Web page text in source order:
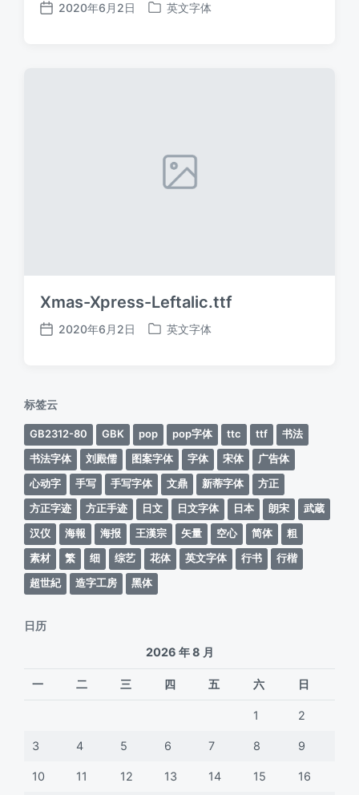
发
2020年6月2日
发
英文字体
Xmas-Xpress-Leftalic.ttf
发
2020年6月2日
发
英文字体
标签云
GB2312-80 GBK pop pop字体 ttc ttf
书法
书法字体
刘殿儒 图案字体 字体 宋体
广告体
心动字
手写 手写字体 文鼎 新蒂字体
方正
方正字迹
方正手迹 日文 日文字体 日本 朗宋
武蔵
汉仪
海報 海报 王漢宗 矢量 空心 简体
粗
素材
繁 细 综艺 花体 英文字体 行书
行楷
超世紀
造字工房 黑体
日历
2026 年 8 月
一 二 三 四 五 六 日
1 2
3 4 5 6 7 8 9
10 11 12 13 14 15 16